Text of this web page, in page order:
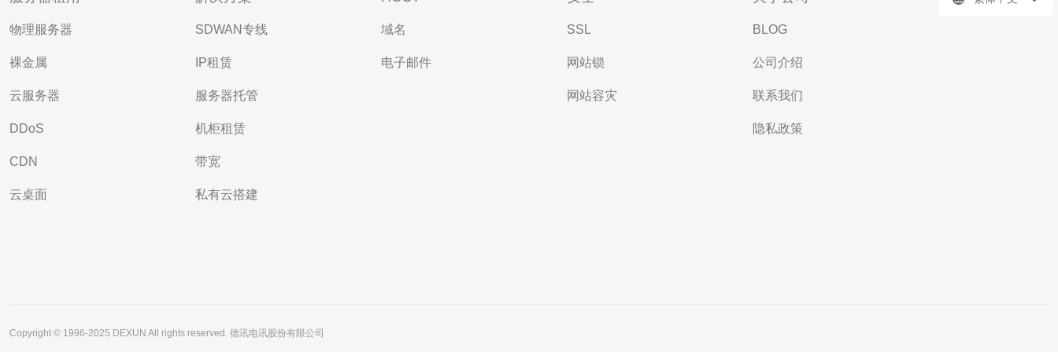
物理服务器
裸金属
云服务器
DDoS
CDN
云桌面
SDWAN专线
IP租赁
服务器托管
机柜租赁
带宽
私有云搭建
域名
电子邮件
SSL
网站锁
网站容灾
BLOG
公司介绍
联系我们
隐私政策
Copyright © 1996-2025 DEXUN All rights reserved. 德讯电讯股份有限公司